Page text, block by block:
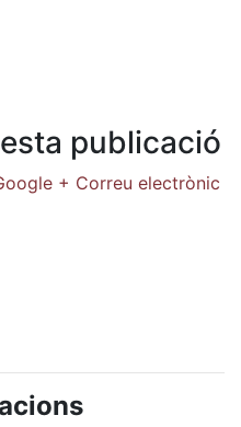
publicació
+ Correu electrònic